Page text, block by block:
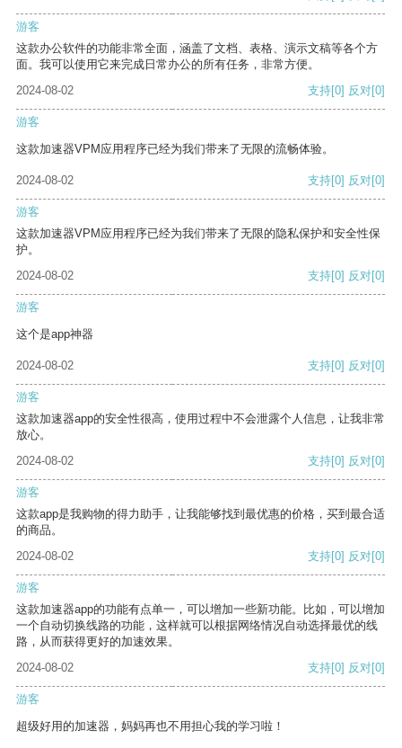
游客
这款办公软件的功能非常全面，涵盖了文档、表格、演示文稿等各个方
面。我可以使用它来完成日常办公的所有任务，非常方便。
2024-08-02
支持[0] 反对[0]
游客
这款加速器VPM应用程序已经为我们带来了无限的流畅体验。
2024-08-02 支持[0] 反对[0]
游客
这款加速器VPM应用程序已经为我们带来了无限的隐私保护和安全性保
护。
2024-08-02
支持[0] 反对[0]
游客
这个是app神器
2024-08-02 支持[0] 反对[0]
游客
这款加速器app的安全性很高，使用过程中不会泄露个人信息，让我非常
放心。
2024-08-02
支持[0] 反对[0]
游客
这款app是我购物的得力助手，让我能够找到最优惠的价格，买到最合适
的商品。
2024-08-02
支持[0] 反对[0]
游客
这款加速器app的功能有点单一，可以增加一些新功能。比如，可以增加
一个自动切换线路的功能，这样就可以根据网络情况自动选择最优的线
路，从而获得更好的加速效果。
2024-08-02
支持[0] 反对[0]
游客
超级好用的加速器，妈妈再也不用担心我的学习啦！